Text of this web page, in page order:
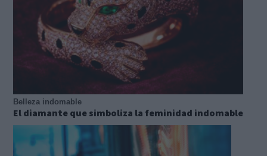
Belleza indomable
El diamante que simboliza la feminidad indomable